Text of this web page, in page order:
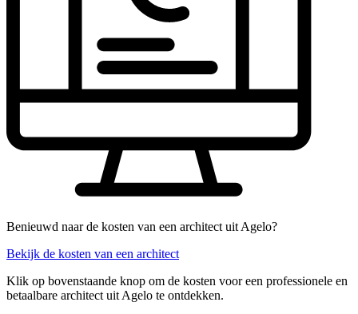
Benieuwd naar de kosten van een architect uit Agelo?
Bekijk de kosten van een architect
Klik op bovenstaande knop om de kosten voor een professionele en
betaalbare architect uit Agelo te ontdekken.